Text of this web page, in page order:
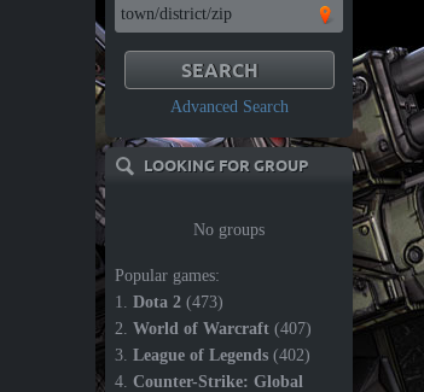
Advanced Search
LOOKING FOR GROUP
No groups
Popular games:
1. Dota 2 (473)
2. World of Warcraft (407)
3. League of Legends (402)
4. Counter-Strike: Global